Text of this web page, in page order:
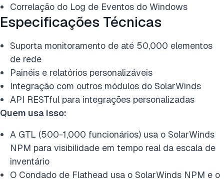
Correlação do Log de Eventos do Windows
Especificações Técnicas
Suporta monitoramento de até 50,000 elementos
de rede
Painéis e relatórios personalizáveis
Integração com outros módulos do SolarWinds
API RESTful para integrações personalizadas
Quem usa isso:
A GTL (500-1,000 funcionários) usa o SolarWinds
NPM para visibilidade em tempo real da escala de
inventário
O Condado de Flathead usa o SolarWinds NPM e o